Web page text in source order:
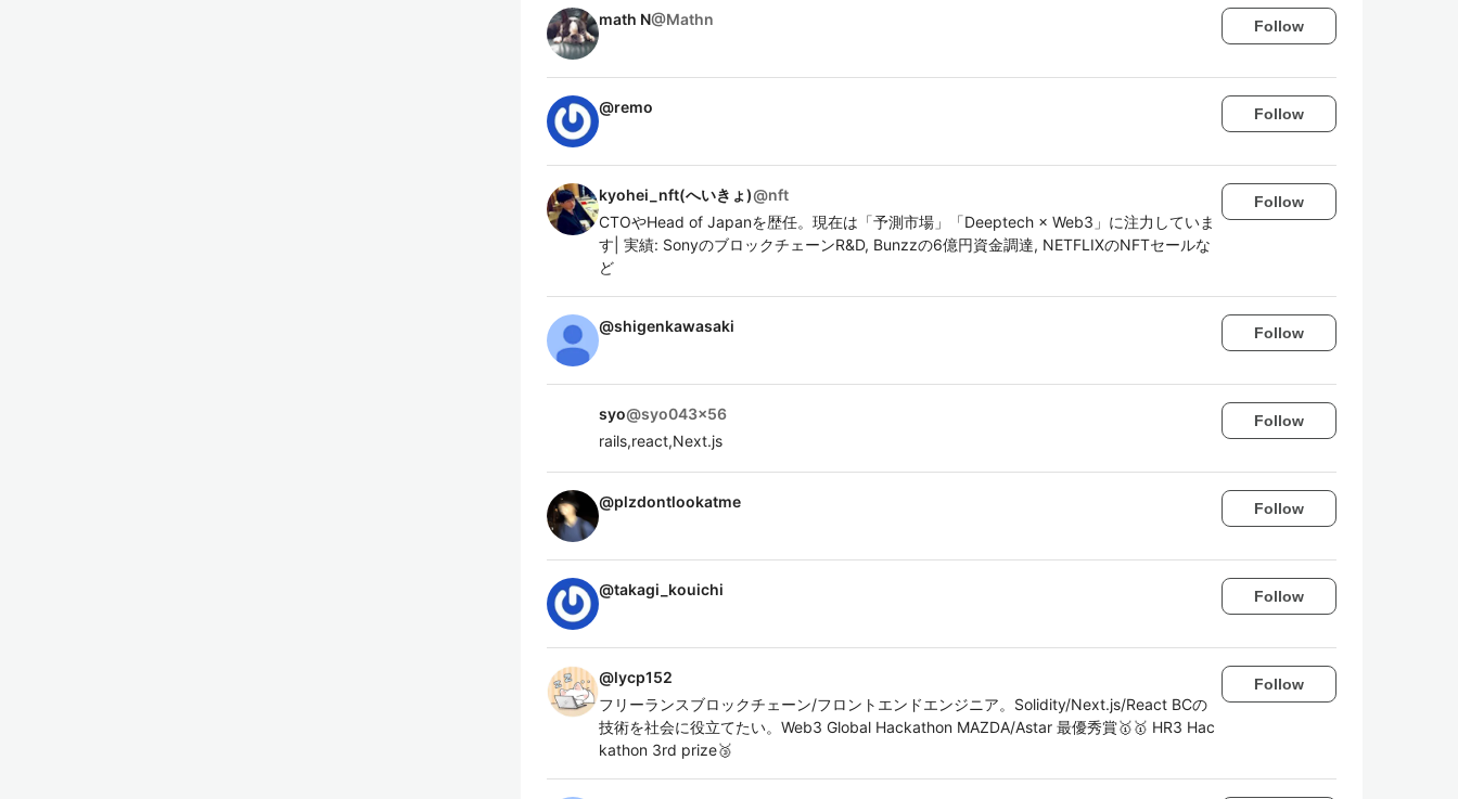
math N@Mathn Follow
@remo Follow
kyohei_nft(へいきょ)@nft
CTOやHead of Japanを歴任。現在は「予測市場」「Deeptech × Web3」に注力していま
す| 実績: SonyのブロックチェーンR&D, Bunzzの6億円資金調達, NETFLIXのNFTセールな
ど
Follow
@shigenkawasaki Follow
syo@syo043x56
rails,react,Next.js
Follow
@plzdontlookatme Follow
@takagi_kouichi Follow
@lycp152
フリーランスブロックチェーン/フロントエンドエンジニア。Solidity/Next.js/React BCの
技術を社会に役立てたい。Web3 Global Hackathon MAZDA/Astar 最優秀賞🥇🥇 HR3 Hac
kathon 3rd prize🥉
Follow